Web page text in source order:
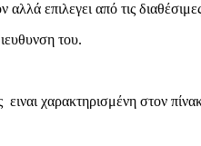
αλλά επιλεγει από τις
του.
χαρακτηρισμένη στον